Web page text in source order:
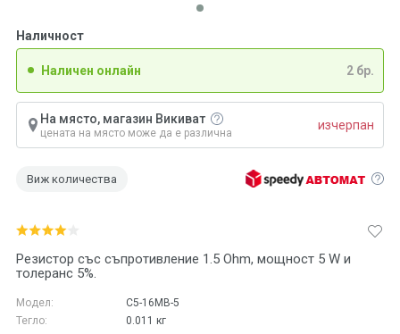
Резистор със съпротивление 1.5 Ohm, мощност 5 W и
толеранс 5%.
Модел:
С5-16МВ-5
Тегло:
0.011 кг
Наличност
Наличен онлайн 2 бр.
На място, магазин Викиват
цената на място може да е различна
изчерпан
Виж количества